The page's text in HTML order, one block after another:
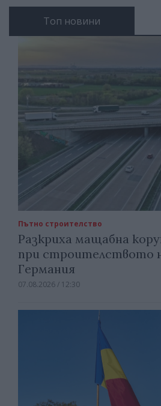
Топ новини
Пътно строителство
Разкриха мащабна
при строителството
Германия
07.08.2026 / 12:30